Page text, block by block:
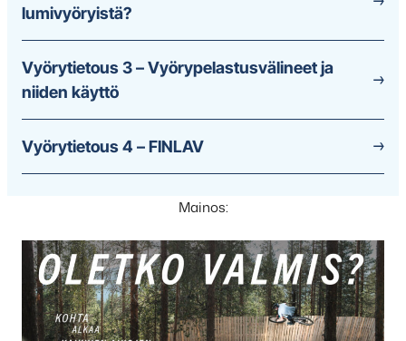
lumivyöryistä?
Vyörytietous 3 – Vyörypelastusvälineet ja
niiden käyttö
Vyörytietous 4 – FINLAV
Mainos: